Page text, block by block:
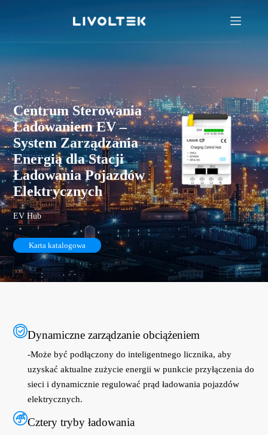
Centrum Sterowania
Ładowaniem EV –
System Zarządzania
Energią dla Stacji
Ładowania Pojazdów
Elektrycznych
EV Hub
Karta katalogowa
Dynamiczne zarządzanie obciążeniem
-Może być podłączony do inteligentnego licznika, aby
uzyskać aktualne zużycie energii w punkcie przyłączenia do
sieci i dynamicznie regulować prąd ładowania pojazdów
elektrycznych.
Cztery tryby ładowania